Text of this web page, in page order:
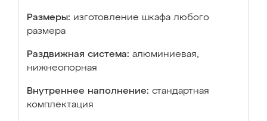
Размеры: изготовление шкафа любого
размера
Раздвижная система: алюминиевая,
нижнеопорная
Внутреннее наполнение: стандартная
комплектация